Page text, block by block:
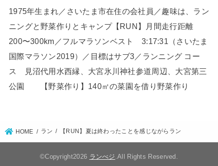
1975年生まれ／さいたま市在住の会社員／趣味は、ラン
ニングと野菜作りとキャンプ【RUN】月間走行距離
200〜300km／フルマラソンベスト 3:17:31（さいたま
国際マラソン2019）／目標はサブ3／ランニング コー
ス 見沼代用水西縁、大宮氷川神社参道周辺、大宮第三
公園 【野菜作り】140㎡の菜園を借り野菜作り
HOME ラン 【RUN】夏は終わったことを感じながらラン
©Copyright2026 ランべジ .All Rights Reserved.